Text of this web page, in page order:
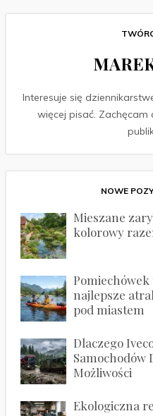
Interesuje się
więcej pisać.
NOWE
Mieszane
kolorowy
najlepsze
pod miastem
Dlaczego
Samochodów
Możliwości
Ekologiczna